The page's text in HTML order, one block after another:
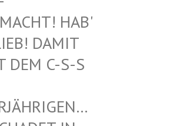
HAB' EU
DAMIT IH
C-S-S DI
UN